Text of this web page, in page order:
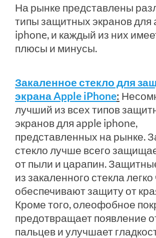
На рынке представлены
типы защитных экранов для
iphone, и каждый из них
плюсы и минусы.
Закаленное стекло для
экрана Apple iPhone:
лучший из всех типов
экранов для apple iphone,
представленных на рынке.
стекло лучше всего
от пыли и царапин.
из закаленного стекла легко
обеспечивают защиту от
Кроме того, олеофобное
предотвращает появление
пальцев и улучшает